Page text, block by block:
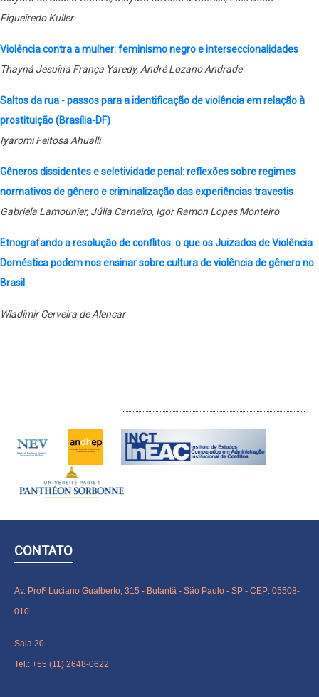
Figueiredo Kuller
Violência contra a mulher: feminismo negro e interseccionalidades
Thayná Jesuina França Yaredy, André Lozano Andrade
Saltos da rua - passos para a identificação de violência em relação à
prostituição (Brasília-DF)
Iyaromi Feitosa Ahualli
Gêneros dissidentes e seletividade penal: reflexões sobre regimes
normativos de gênero e criminalização das experiências travestis
Gabriela Lamounier, Júlia Carneiro, Igor Ramon Lopes Monteiro
Etnografando a resolução de conflitos: o que os Juizados de Violência
Doméstica podem nos ensinar sobre cultura de violência de gênero no
Brasil
Wladimir Cerveira de Alencar
CONTATO
Av. Profº Luciano Gualberto, 315 - Butantã - São Paulo - SP - CEP: 05508-
010
Sala 20
Tel.: +55 (11) 2648-0622